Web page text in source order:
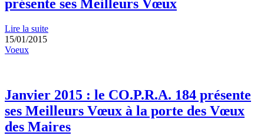
présente ses Meilleurs Vœux
Lire la suite
15/01/2015
Voeux
Janvier 2015 : le CO.P.R.A. 184 présente
ses Meilleurs Vœux à la porte des Vœux
des Maires